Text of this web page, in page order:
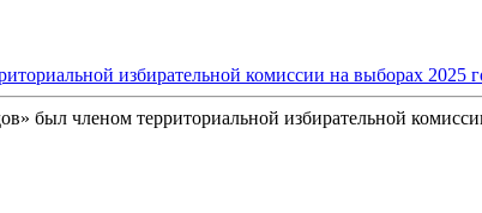
избирательной комиссии на выборах 2025
был членом территориальной избирательной